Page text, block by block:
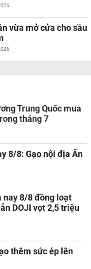
vừa mở cửa cho sầu
Trung Quốc mua
tháng 7
8/8: Gạo nội địa Ấn
nay 8/8 đồng loạt
DOJI vọt 2,5 triệu
thêm sức ép lên